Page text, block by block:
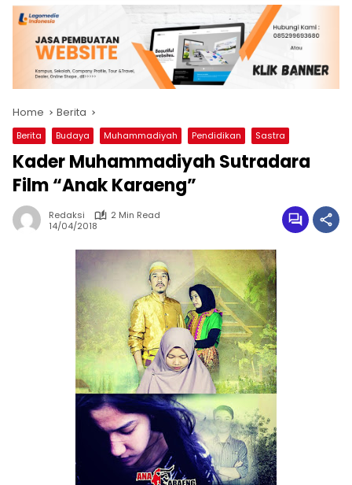
Home Berita
Berita Budaya Muhammadiyah Pendidikan Sastra
Kader Muhammadiyah Sutradara
Film “Anak Karaeng”
Redaksi
2 Min Read
14/04/2018